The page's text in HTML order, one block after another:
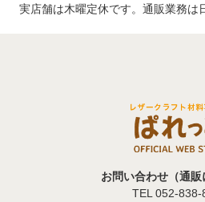
実店舗は木曜定休です。通販業務は
お問い合わせ（通販
TEL 052-838-